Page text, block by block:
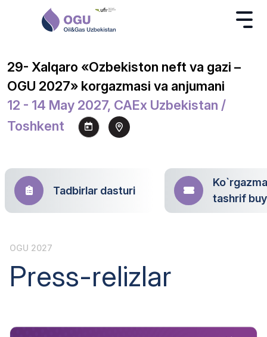
29- Xalqaro «Ozbekiston neft va gazi –
OGU 2027» korgazmasi va anjumani
12 - 14 May 2027, CAEx Uzbekistan /
Toshkent
Tadbirlar dasturi
tashrif
OGU 2027
Press-relizlar